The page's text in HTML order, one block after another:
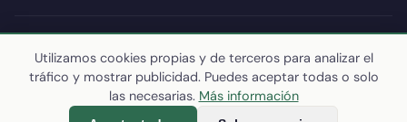
© 2026 Callejear.com — Directorio municipal de España con datos
abiertos. Desarrollado y mantenido porYoel Castaño.
Última actualización de esta página:10 de julio de 2026
calculamos los datos
Utilizamos cookies propias y de terceros para analizar el
tráfico y mostrar publicidad. Puedes aceptar todas o solo
las necesarias. Más información